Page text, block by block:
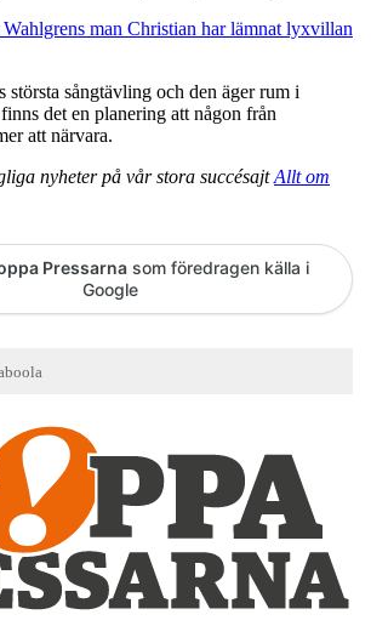
man Christian har lämnat lyxvillan
största sångtävling och den äger rum i
det en planering att någon från
att närvara.
nyheter på vår stora succésajtAllt om
Pressarna som föredragen källa i
Google